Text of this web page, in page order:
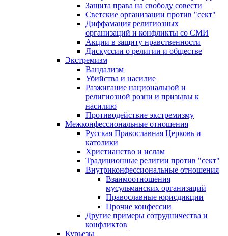
Защита права на свободу совести
Светские организации против "сект"
Диффамация религиозных
организаций и конфликты со СМИ
Акции в защиту нравственности
Дискуссии о религии и обществе
Экстремизм
Вандализм
Убийства и насилие
Разжигание национальной и
религиозной розни и призывы к
насилию
Противодействие экстремизму
Межконфессиональные отношения
Русская Православная Церковь и
католики
Христианство и ислам
Традиционные религии против "сект"
Внутриконфессиональные отношения
Взаимоотношения
мусульманских организаций
Православные юрисдикции
Прочие конфессии
Другие примеры сотрудничества и
конфликтов
Курьезы